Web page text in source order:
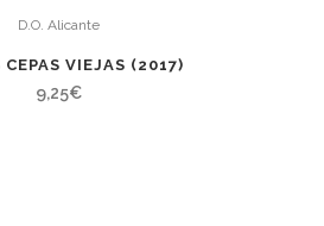
D.O. Alicante
CEPAS VIEJAS (2017)
9,25€